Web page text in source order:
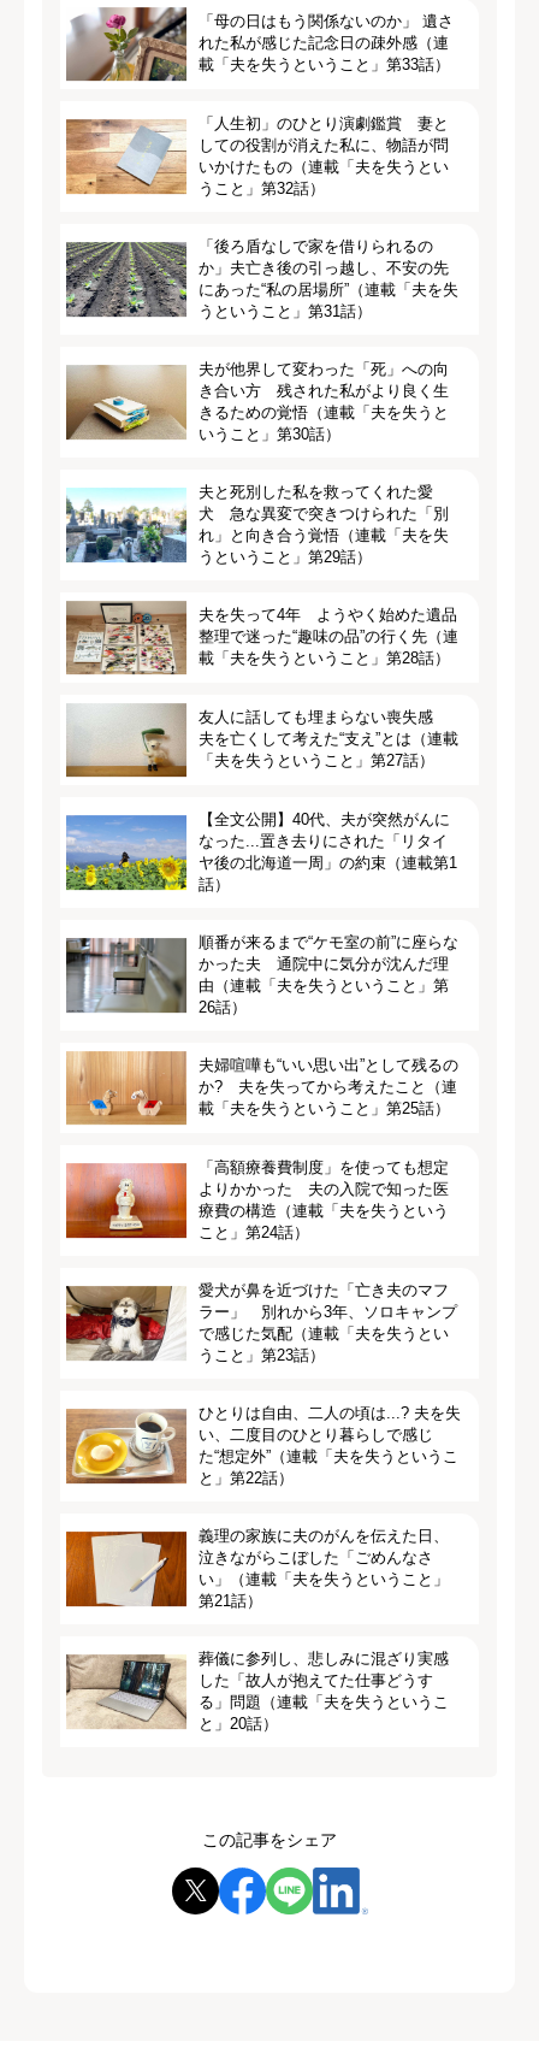
「母の日はもう関係ないのか」 遺さ
れた私が感じた記念日の疎外感（連
載「夫を失うということ」第33話）
「人生初」のひとり演劇鑑賞 妻と
しての役割が消えた私に、物語が問
いかけたもの（連載「夫を失うとい
うこと」第32話）
「後ろ盾なしで家を借りられるの
か」夫亡き後の引っ越し、不安の先
にあった“私の居場所”（連載「夫を失
うということ」第31話）
夫が他界して変わった「死」への向
き合い方 残された私がより良く生
きるための覚悟（連載「夫を失うと
いうこと」第30話）
夫と死別した私を救ってくれた愛
犬 急な異変で突きつけられた「別
れ」と向き合う覚悟（連載「夫を失
うということ」第29話）
夫を失って4年 ようやく始めた遺品
整理で迷った“趣味の品”の行く先（連
載「夫を失うということ」第28話）
友人に話しても埋まらない喪失感
夫を亡くして考えた“支え”とは（連載
「夫を失うということ」第27話）
【全文公開】40代、夫が突然がんに
なった...置き去りにされた「リタイ
ヤ後の北海道一周」の約束（連載第1
話）
順番が来るまで“ケモ室の前”に座らな
かった夫 通院中に気分が沈んだ理
由（連載「夫を失うということ」第
26話）
夫婦喧嘩も“いい思い出”として残るの
か? 夫を失ってから考えたこと（連
載「夫を失うということ」第25話）
「高額療養費制度」を使っても想定
よりかかった 夫の入院で知った医
療費の構造（連載「夫を失うという
こと」第24話）
愛犬が鼻を近づけた「亡き夫のマフ
ラー」 別れから3年、ソロキャンプ
で感じた気配（連載「夫を失うとい
うこと」第23話）
ひとりは自由、二人の頃は...? 夫を失
い、二度目のひとり暮らしで感じ
た“想定外”（連載「夫を失うというこ
と」第22話）
義理の家族に夫のがんを伝えた日、
泣きながらこぼした「ごめんなさ
い」（連載「夫を失うということ」
第21話）
葬儀に参列し、悲しみに混ざり実感
した「故人が抱えてた仕事どうす
る」問題（連載「夫を失うというこ
と」20話）
この記事をシェア